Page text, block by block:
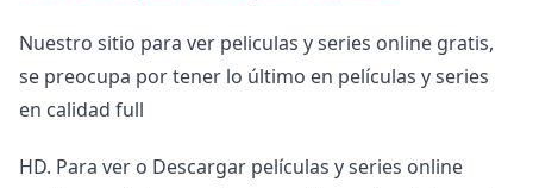
Nuestro sitio para ver peliculas y series online gratis,
se preocupa por tener lo último en películas y series
en calidad full
HD. Para ver o Descargar películas y series online